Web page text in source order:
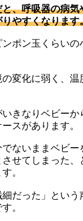
、呼吸器の病気
やすくなります
ポン玉くらいの
変化に弱く、温
きなりベビーか
スがあります。
ないままベビー
せてしまった、
。
細だった」とい
。